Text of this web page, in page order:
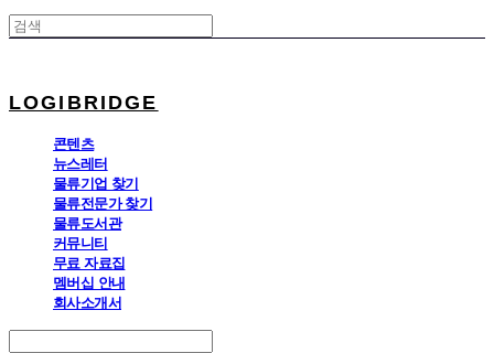
LOGIBRIDGE
콘텐츠
뉴스레터
물류기업 찾기
물류전문가 찾기
물류도서관
커뮤니티
무료 자료집
멤버십 안내
회사소개서